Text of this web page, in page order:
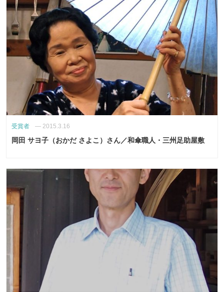
受賞者 — 2015.3.16
岡田 サヨ子（おかだ さよこ）さん／和傘職人・三州足助屋敷